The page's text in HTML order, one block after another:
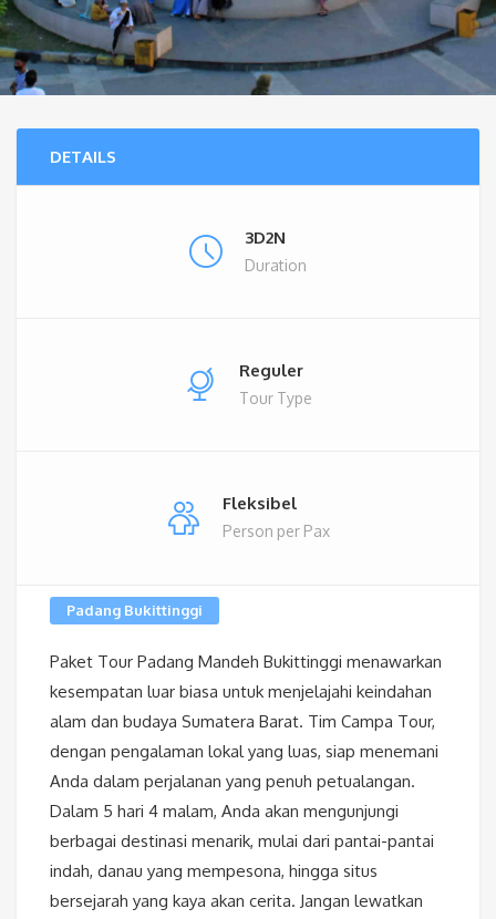
DETAILS
3D2N
Duration
Reguler
Tour Type
Fleksibel
Person per Pax
Padang Bukittinggi
Paket Tour Padang Mandeh Bukittinggi menawarkan
kesempatan luar biasa untuk menjelajahi keindahan
alam dan budaya Sumatera Barat. Tim Campa Tour,
dengan pengalaman lokal yang luas, siap menemani
Anda dalam perjalanan yang penuh petualangan.
Dalam 5 hari 4 malam, Anda akan mengunjungi
berbagai destinasi menarik, mulai dari pantai-pantai
indah, danau yang mempesona, hingga situs
bersejarah yang kaya akan cerita. Jangan lewatkan